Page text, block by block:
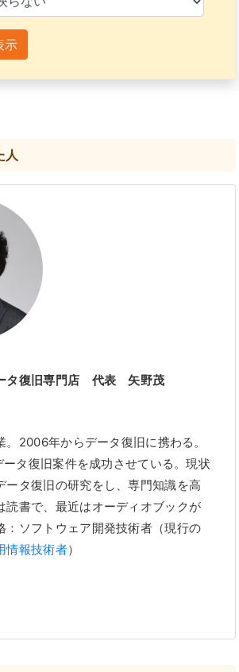
示
人
タ復旧専門店 代表 矢野茂
。2006年からデータ復旧に携わる。
タ復旧案件を成功させている。現状
ータ復旧の研究をし、専門知識を高
読書で、最近はオーディオブックが
：ソフトウェア開発技術者（現行の
情報技術者）